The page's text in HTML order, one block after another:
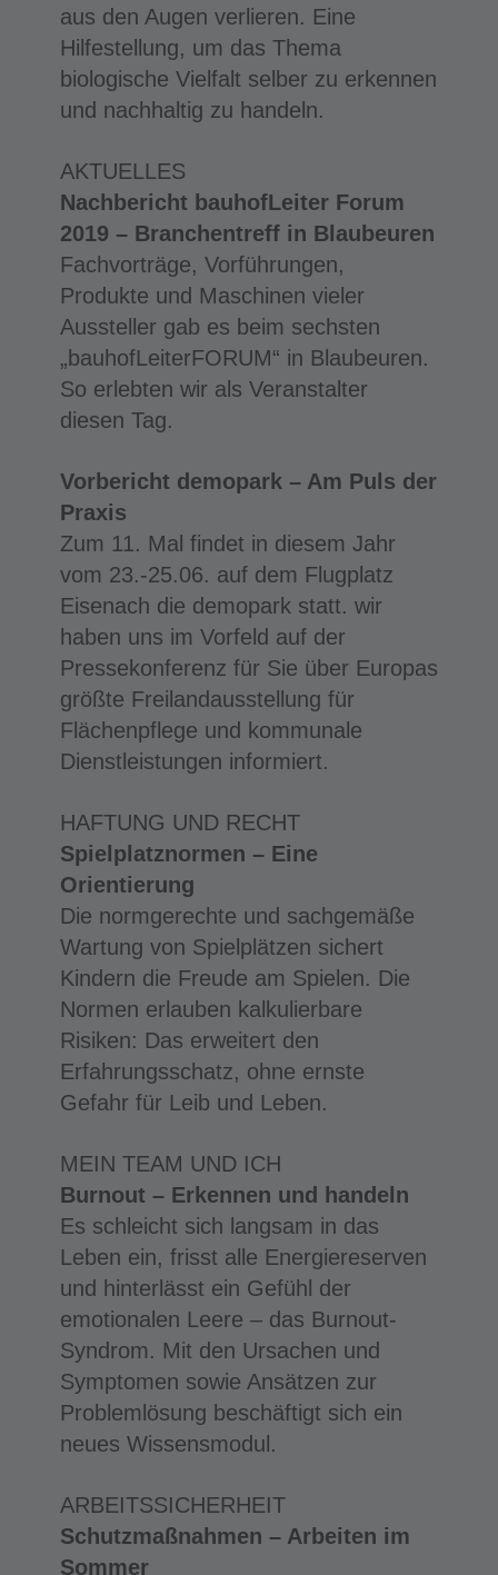
aus den Augen verlieren. Eine
Hilfestellung, um das Thema
biologische Vielfalt selber zu erkennen
und nachhaltig zu handeln.
AKTUELLES
Nachbericht bauhofLeiter Forum
2019 – Branchentreff in Blaubeuren
Fachvorträge, Vorführungen,
Produkte und Maschinen vieler
Aussteller gab es beim sechsten
„bauhofLeiterFORUM“ in Blaubeuren.
So erlebten wir als Veranstalter
diesen Tag.
Vorbericht demopark – Am Puls der
Praxis
Zum 11. Mal findet in diesem Jahr
vom 23.-25.06. auf dem Flugplatz
Eisenach die demopark statt. wir
haben uns im Vorfeld auf der
Pressekonferenz für Sie über Europas
größte Freilandausstellung für
Flächenpflege und kommunale
Dienstleistungen informiert.
HAFTUNG UND RECHT
Spielplatznormen – Eine
Orientierung
Die normgerechte und sachgemäße
Wartung von Spielplätzen sichert
Kindern die Freude am Spielen. Die
Normen erlauben kalkulierbare
Risiken: Das erweitert den
Erfahrungsschatz, ohne ernste
Gefahr für Leib und Leben.
MEIN TEAM UND ICH
Burnout – Erkennen und handeln
Es schleicht sich langsam in das
Leben ein, frisst alle Energiereserven
und hinterlässt ein Gefühl der
emotionalen Leere – das Burnout-
Syndrom. Mit den Ursachen und
Symptomen sowie Ansätzen zur
Problemlösung beschäftigt sich ein
neues Wissensmodul.
ARBEITSSICHERHEIT
Schutzmaßnahmen – Arbeiten im
Sommer